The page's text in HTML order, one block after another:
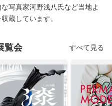
写真家河野浅八氏など当地よ
蔵しています。
覧会 すべて見る